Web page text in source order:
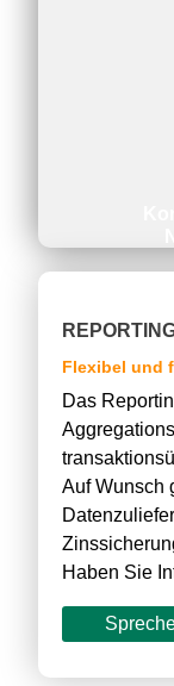
Flexibel und
Das
Auf Wunsch
Haben Sie